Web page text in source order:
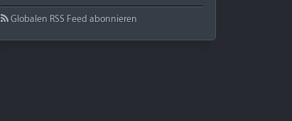
Globalen RSS Feed abonnieren